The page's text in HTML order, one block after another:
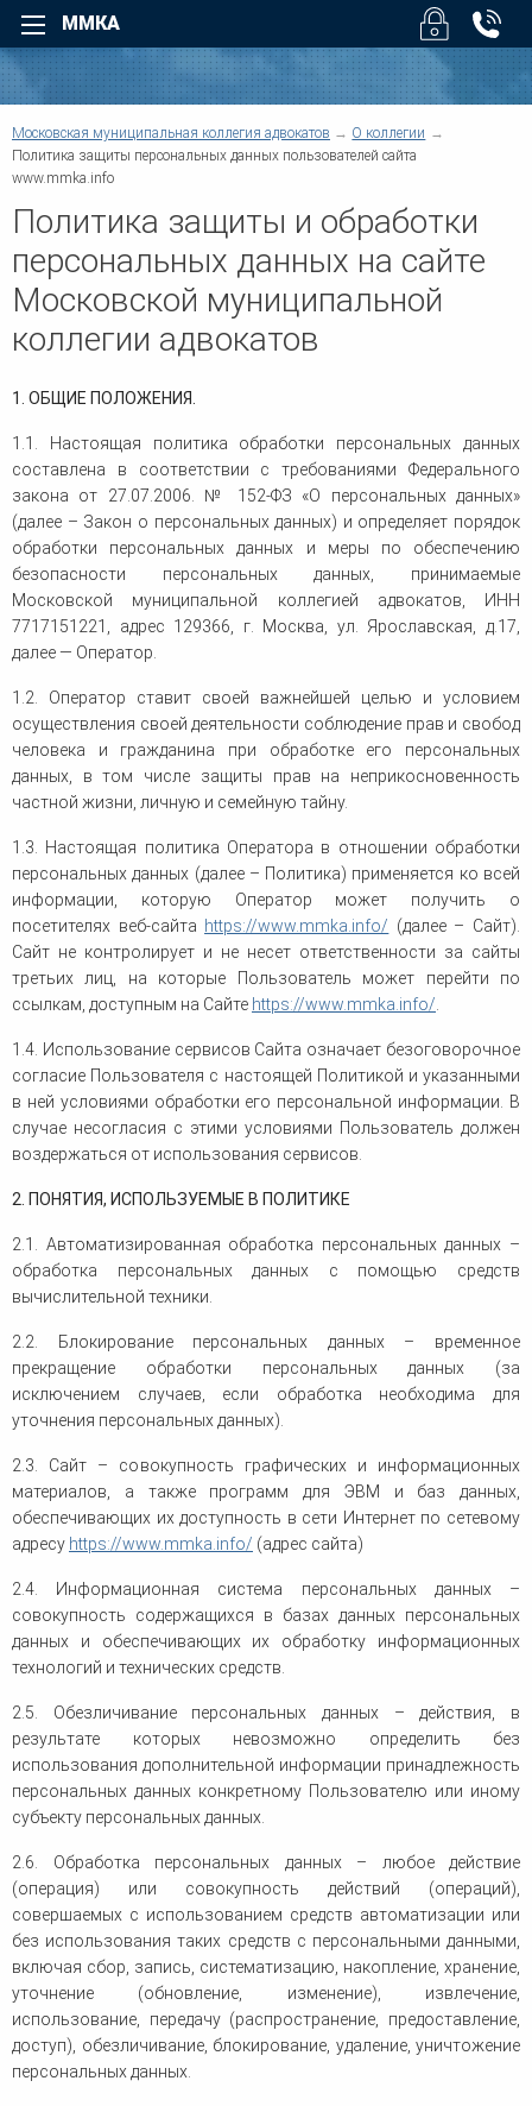
Назад
О коллегии
Новости коллегии
Видео ММКА
Назад
Услуги
Для физических лиц
Назад
Для физических лиц
Уголовные дела
Возмещение вреда
Помощь при ДТП
Трудовые споры
Семейные споры
Жилищные споры
Военное право
Защита прав потребителей
Медиация
Медицинское право
Миграционное право
Недвижимость
Неимущественные права
Оспаривание сделок
Для юридических лиц
Назад
Для юридических лиц
Арбитраж
Налоговые споры
Юридическое
Взыскание дебиторской
задолженности
Административные споры
Договорные отношения
Предпринимательское
Регистрация и ликвидация
Споры по недвижимости
Споры по строительному
Страховые споры
Таможенный адвокат
Уголовные споры
Назад
Суды
Назад
Суды
суды регионов
Европейский Суд по
человека (Страсбург)
Конституционный Суд РФ
ММКА
Московская муниципальная коллегия адвокатов
О коллегии
Политика защиты персональных данных пользователей сайта
www.mmka.info
Политика защиты и обработки
персональных данных на сайте
Московской муниципальной
коллегии адвокатов
1. ОБЩИЕ ПОЛОЖЕНИЯ.
1.1. Настоящая политика обработки персональных данных
составлена в соответствии с требованиями Федерального
закона от 27.07.2006. № 152-ФЗ «О персональных данных»
(далее – Закон о персональных данных) и определяет порядок
обработки персональных данных и меры по обеспечению
безопасности персональных данных, принимаемые
Московской муниципальной коллегией адвокатов, ИНН
7717151221, адрес 129366, г. Москва, ул. Ярославская, д.17,
далее — Оператор.
1.2. Оператор ставит своей важнейшей целью и условием
осуществления своей деятельности соблюдение прав и свобод
человека и гражданина при обработке его персональных
данных, в том числе защиты прав на неприкосновенность
частной жизни, личную и семейную тайну.
1.3. Настоящая политика Оператора в отношении обработки
персональных данных (далее – Политика) применяется ко всей
информации, которую Оператор может получить о
посетителях веб-сайта https://www.mmka.info/ (далее – Сайт).
Сайт не контролирует и не несет ответственности за сайты
третьих лиц, на которые Пользователь может перейти по
ссылкам, доступным на Сайте https://www.mmka.info/.
1.4. Использование сервисов Сайта означает безоговорочное
согласие Пользователя с настоящей Политикой и указанными
в ней условиями обработки его персональной информации. В
случае несогласия с этими условиями Пользователь должен
воздержаться от использования сервисов.
2. ПОНЯТИЯ, ИСПОЛЬЗУЕМЫЕ В ПОЛИТИКЕ
2.1. Автоматизированная обработка персональных данных –
обработка персональных данных с помощью средств
вычислительной техники.
2.2. Блокирование персональных данных – временное
прекращение обработки персональных данных (за
исключением случаев, если обработка необходима для
уточнения персональных данных).
2.3. Сайт – совокупность графических и информационных
материалов, а также программ для ЭВМ и баз данных,
обеспечивающих их доступность в сети Интернет по сетевому
адресу https://www.mmka.info/ (адрес сайта)
2.4. Информационная система персональных данных –
совокупность содержащихся в базах данных персональных
данных и обеспечивающих их обработку информационных
технологий и технических средств.
2.5. Обезличивание персональных данных – действия, в
результате которых невозможно определить без
использования дополнительной информации принадлежность
персональных данных конкретному Пользователю или иному
субъекту персональных данных.
2.6. Обработка персональных данных – любое действие
(операция) или совокупность действий (операций),
совершаемых с использованием средств автоматизации или
без использования таких средств с персональными данными,
включая сбор, запись, систематизацию, накопление, хранение,
уточнение (обновление, изменение), извлечение,
использование, передачу (распространение, предоставление,
доступ), обезличивание, блокирование, удаление, уничтожение
персональных данных.